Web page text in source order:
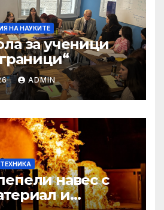
НА НАУКИТЕ
за ученици
ADMIN
навес с
и